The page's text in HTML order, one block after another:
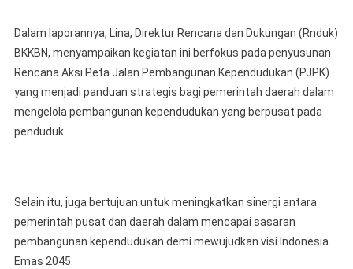
Dalam laporannya, Lina, Direktur Rencana dan Dukungan (Rnduk)
BKKBN, menyampaikan kegiatan ini berfokus pada penyusunan
Rencana Aksi Peta Jalan Pembangunan Kependudukan (PJPK)
yang menjadi panduan strategis bagi pemerintah daerah dalam
mengelola pembangunan kependudukan yang berpusat pada
penduduk.
Selain itu, juga bertujuan untuk meningkatkan sinergi antara
pemerintah pusat dan daerah dalam mencapai sasaran
pembangunan kependudukan demi mewujudkan visi Indonesia
Emas 2045.